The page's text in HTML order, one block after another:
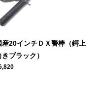
産20インチＤＸ警棒（鍔上
きブラック）